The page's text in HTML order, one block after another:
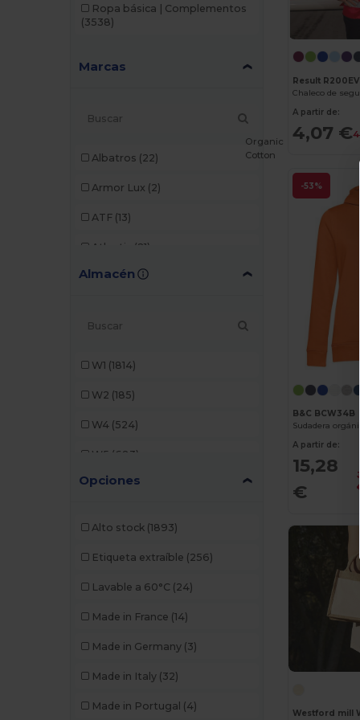
Ropa básica | Complementos
(3538)
Marcas
Albatros (22)
Armor Lux (2)
ATF (13)
Atlantis (21)
Atlantis Headwear
AWDis So Denim
B&C (58)
B&C Pro (2)
Bag Base
Bagbase
Almacén
W1 (1814)
W2 (185)
W4 (524)
W5 (683)
W8 (194)
Opciones
Alto stock (1893)
Etiqueta extraíble (256)
Lavable a 60°C (24)
Made in France (14)
Made in Germany (3)
Made in Italy (32)
Made in Portugal (4)
Result R200EV
Chaleco de
A partir de:
4,07 €
-53%
Organic
Cotton
B&C BCW34B
Sudadera
A partir de:
15,28
€
€
Westford mill